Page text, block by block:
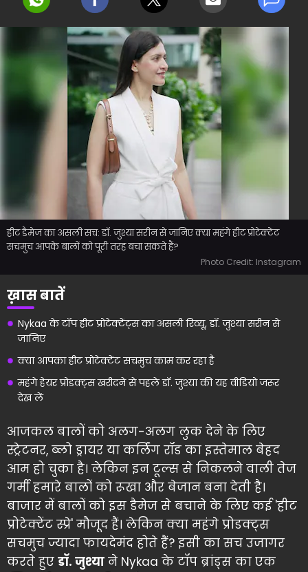
हीट डैमेज का असली सच: डॉ. जुश्या सरीन से जानिए क्या महंगे हीट प्रोटेक्टेंट
सचमुच आपके बालों को पूरी तरह बचा सकते हैं?
Photo Credit: Instagram
ख़ास बातें
Nykaa के टॉप हीट प्रोटेक्टेंट्स का असली रिव्यू, डॉ. जुश्या सरीन से
जानिए
क्या आपका हीट प्रोटेक्टेंट सचमुच काम कर रहा है
महंगे हेयर प्रोडक्ट्स खरीदने से पहले डॉ. जुश्या की यह वीडियो जरूर
देख लें
आजकल बालों को अलग-अलग लुक देने के लिए
स्ट्रेटनर, ब्लो ड्रायर या कर्लिंग रॉड का इस्तेमाल बेहद
आम हो चुका है। लेकिन इन टूल्स से निकलने वाली तेज
गर्मी हमारे बालों को रूखा और बेजान बना देती है।
बाजार में बालों को इस डैमेज से बचाने के लिए कई 'हीट
प्रोटेक्टेंट स्प्रे' मौजूद हैं। लेकिन क्या महंगे प्रोडक्ट्स
सचमुच ज्यादा फायदेमंद होते हैं? इसी का सच उजागर
करते हुए डॉ. जुश्या ने Nykaa के टॉप ब्रांड्स का एक